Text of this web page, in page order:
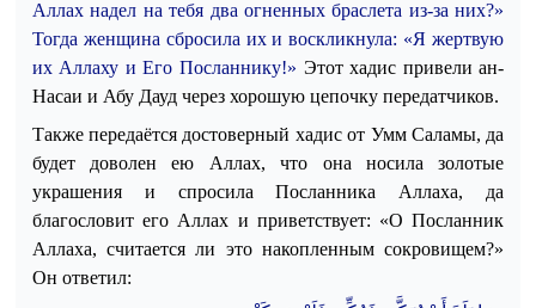
Аллах надел на тебя два огненных браслета из-за них?»
Тогда женщина сбросила их и воскликнула: «Я жертвую
их Аллаху и Его Посланнику!» Этот хадис привели ан-
Насаи и Абу Дауд через хорошую цепочку передатчиков.
Также передаётся достоверный хадис от Умм Саламы, да
будет доволен ею Аллах, что она носила золотые
украшения и спросила Посланника Аллаха, да
благословит его Аллах и приветствует: «О Посланник
Аллаха, считается ли это накопленным сокровищем?»
Он ответил: